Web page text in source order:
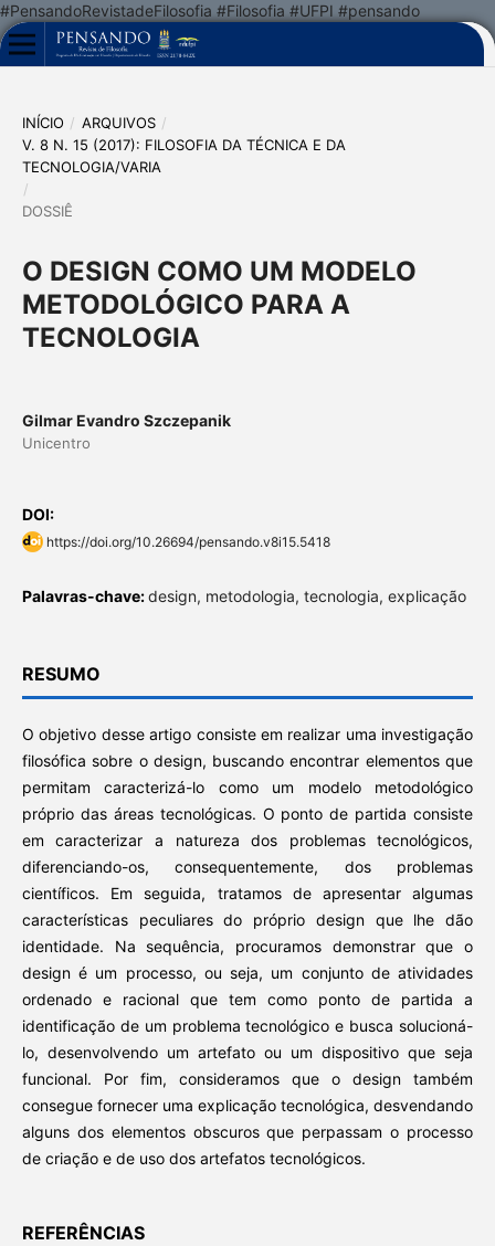
#PensandoRevistadeFilosofia #Filosofia #UFPI #pensando
INÍCIO / ARQUIVOS /
V. 8 N. 15 (2017): FILOSOFIA DA TÉCNICA E DA
TECNOLOGIA/VARIA
/
DOSSIÊ
O DESIGN COMO UM MODELO
METODOLÓGICO PARA A
TECNOLOGIA
Gilmar Evandro Szczepanik
Unicentro
DOI:
https://doi.org/10.26694/pensando.v8i15.5418
Palavras-chave:design, metodologia, tecnologia, explicação
RESUMO
O objetivo desse artigo consiste em realizar uma investigação
filosófica sobre o design, buscando encontrar elementos que
permitam caracterizá-lo como um modelo metodológico
próprio das áreas tecnológicas. O ponto de partida consiste
em caracterizar a natureza dos problemas tecnológicos,
diferenciando-os, consequentemente, dos problemas
científicos. Em seguida, tratamos de apresentar algumas
características peculiares do próprio design que lhe dão
identidade. Na sequência, procuramos demonstrar que o
design é um processo, ou seja, um conjunto de atividades
ordenado e racional que tem como ponto de partida a
identificação de um problema tecnológico e busca solucioná-
lo, desenvolvendo um artefato ou um dispositivo que seja
funcional. Por fim, consideramos que o design também
consegue fornecer uma explicação tecnológica, desvendando
alguns dos elementos obscuros que perpassam o processo
de criação e de uso dos artefatos tecnológicos.
REFERÊNCIAS